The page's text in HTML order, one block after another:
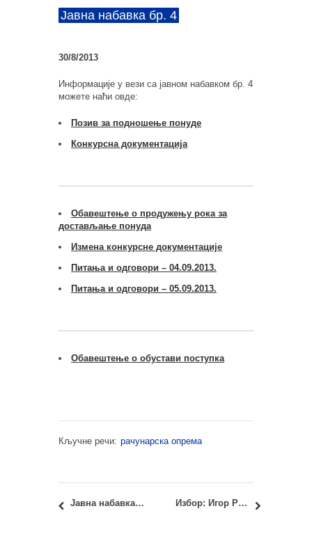
Јавна набавка бр. 4
30/8/2013
Информације у вези са јавном набавком бр. 4
можете наћи овде:
Позив за подношење понуде
Конкурсна документација
Обавештење о продужењу рока за
достављање понуда
Измена конкурсне документације
Питања и одговори – 04.09.2013.
Питања и одговори – 05.09.2013.
Обавештење о обустави поступка
Кључне речи: рачунарска опрема
Јавна набавка бр. 5: Набавка услуга – штампање часописа САЈ Избор: Игор Рајковић, дипл.инж.арх.